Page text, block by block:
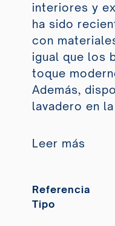
interiores y
ha sido
con
igual que los
toque
Además,
lavadero en
Leer más
Referencia
Tipo